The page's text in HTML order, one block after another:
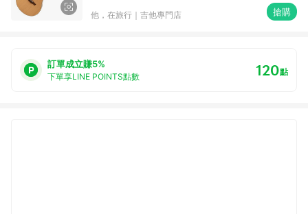
他，在旅行｜吉他專門店 搶購
訂單成立賺5%
下單享LINE POINTS點數 120點